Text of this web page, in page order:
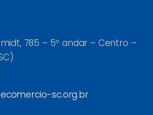
785 – 5º andar – Centro –
sc.org.br